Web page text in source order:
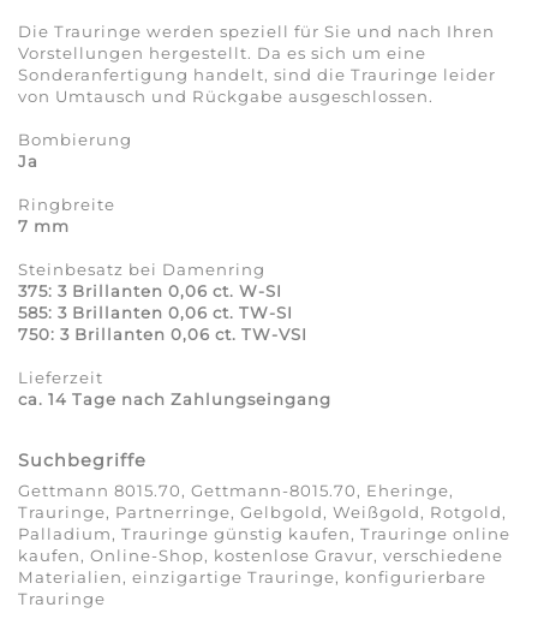
Die Trauringe werden speziell für Sie und nach Ihren
Vorstellungen hergestellt. Da es sich um eine
Sonderanfertigung handelt, sind die Trauringe leider
von Umtausch und Rückgabe ausgeschlossen.
Bombierung
Ja
Ringbreite
7 mm
Steinbesatz bei Damenring
375: 3 Brillanten 0,06 ct. W-SI
585: 3 Brillanten 0,06 ct. TW-SI
750: 3 Brillanten 0,06 ct. TW-VSI
Lieferzeit
ca. 14 Tage nach Zahlungseingang
Suchbegriffe
Gettmann 8015.70, Gettmann-8015.70, Eheringe,
Trauringe, Partnerringe, Gelbgold, Weißgold, Rotgold,
Palladium, Trauringe günstig kaufen, Trauringe online
kaufen, Online-Shop, kostenlose Gravur, verschiedene
Materialien, einzigartige Trauringe, konfigurierbare
Trauringe